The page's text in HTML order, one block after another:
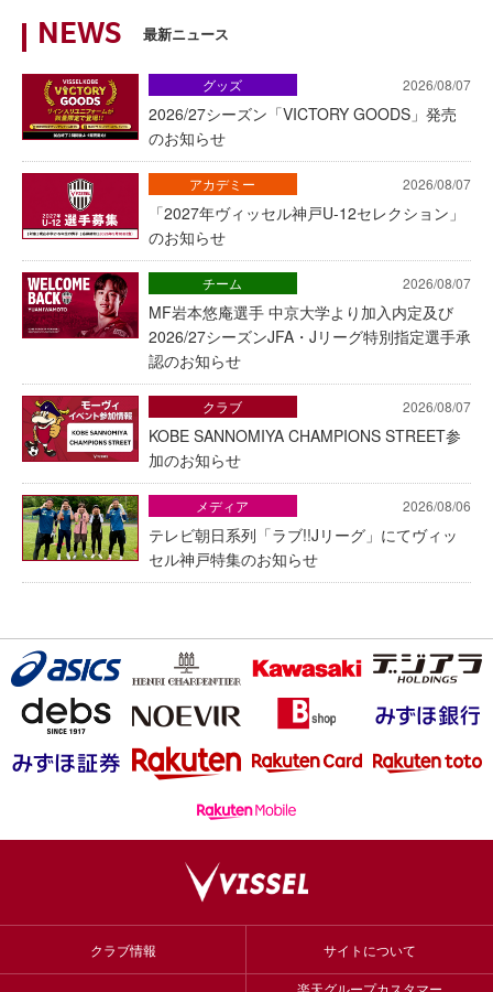
NEWS 最新ニュース
2026/08/07
2026/27シーズン「VICTORY GOODS」発売
のお知らせ
グッズ
2026/08/07
「2027年ヴィッセル神戸U-12セレクション」
のお知らせ
アカデミー
2026/08/07
MF岩本悠庵選手 中京大学より加入内定及び
2026/27シーズンJFA・Jリーグ特別指定選手承
認のお知らせ
チーム
2026/08/07
KOBE SANNOMIYA CHAMPIONS STREET参
加のお知らせ
クラブ
2026/08/06
テレビ朝日系列「ラブ!!Jリーグ」にてヴィッ
セル神戸特集のお知らせ
メディア
クラブ情報 サイトについて